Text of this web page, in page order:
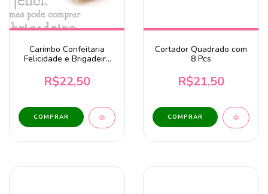
Carimbo Confeitaria
Felicidade e Brigadeiro
R$22,50
Cortador Quadrado com
8 Pcs
R$21,50